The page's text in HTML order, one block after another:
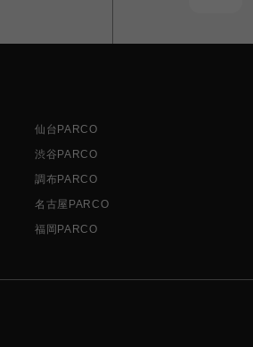
仙台PARCO
渋谷PARCO
調布PARCO
名古屋PARCO
福岡PARCO